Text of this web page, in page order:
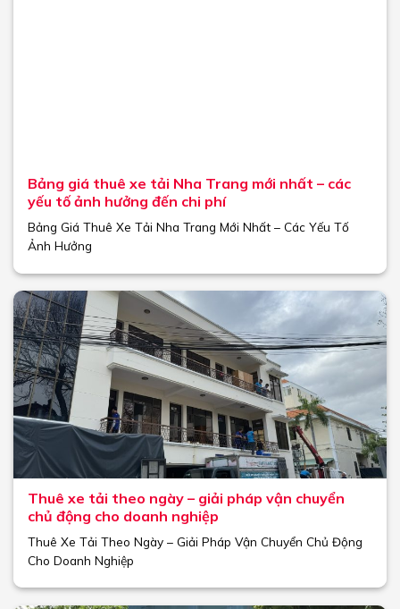
Bảng giá thuê xe tải Nha Trang mới nhất – các
yếu tố ảnh hưởng đến chi phí
Bảng Giá Thuê Xe Tải Nha Trang Mới Nhất – Các Yếu Tố
Ảnh Hưởng
Thuê xe tải theo ngày – giải pháp vận chuyển
chủ động cho doanh nghiệp
Thuê Xe Tải Theo Ngày – Giải Pháp Vận Chuyển Chủ Động
Cho Doanh Nghiệp